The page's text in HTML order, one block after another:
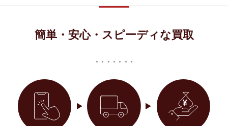
簡単・安心・スピーディな買取